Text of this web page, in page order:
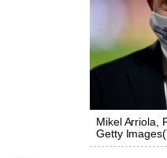
Mikel Arriola,
Getty Images(